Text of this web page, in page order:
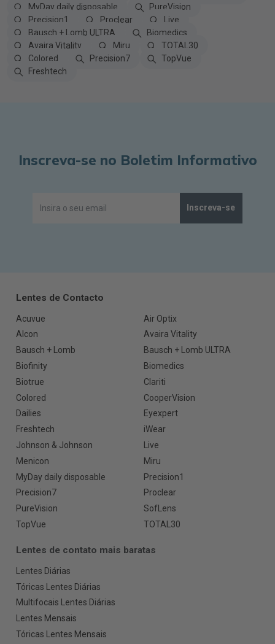
MyDay daily disposable
PureVision
Precision1
Proclear
Live
Bausch + Lomb ULTRA
Biomedics
Avaira Vitality
Miru
TOTAL30
Colored
Precision7
TopVue
Freshtech
Inscreva-se no Boletim Informativo
Inscreva-se
Lentes de Contacto
Acuvue
Air Optix
Alcon
Avaira Vitality
Bausch + Lomb
Bausch + Lomb ULTRA
Biofinity
Biomedics
Biotrue
Clariti
Colored
CooperVision
Dailies
Eyexpert
Freshtech
iWear
Johnson & Johnson
Live
Menicon
Miru
MyDay daily disposable
Precision1
Precision7
Proclear
PureVision
SofLens
TopVue
TOTAL30
Lentes de contato mais baratas
Lentes Diárias
Tóricas Lentes Diárias
Multifocais Lentes Diárias
Lentes Mensais
Tóricas Lentes Mensais